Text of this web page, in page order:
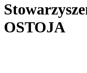
OSTOJA